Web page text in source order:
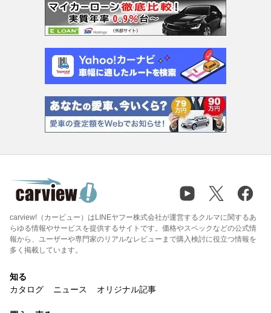
carview!（カービュー）はLINEヤフー株式会社が運営するクルマに関するあ
らゆる情報やサービスを提供するサイトです。価格やスペックなどの公式情
報から、ユーザーや専門家のリアルなレビューまで購入検討に役立つ情報を
多く掲載しています。
知る
カタログ
ニュース オリジナル記事